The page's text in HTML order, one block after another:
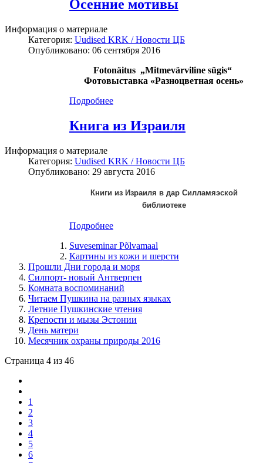
Осенние мотивы
Информация о материале
Категория: Uudised KRK / Новости ЦБ
Опубликовано: 06 сентября 2016
Fotonäitus „Mitmevärviline sügis“
Фотовыставка «Разноцветная осень»
Подробнее
Книга из Израиля
Информация о материале
Категория: Uudised KRK / Новости ЦБ
Опубликовано: 29 августа 2016
Книги из Израиля в дар Силламяэской
библиотеке
Подробнее
Suveseminar Põlvamaal
Картины из кожи и шерсти
Прошли Дни города и моря
Силпорт- новый Антверпен
Комната воспоминаний
Читаем Пушкина на разных языках
Летние Пушкинские чтения
Крепости и мызы Эстонии
День матери
Месячник охраны природы 2016
Страница 4 из 46
1
2
3
4
5
6